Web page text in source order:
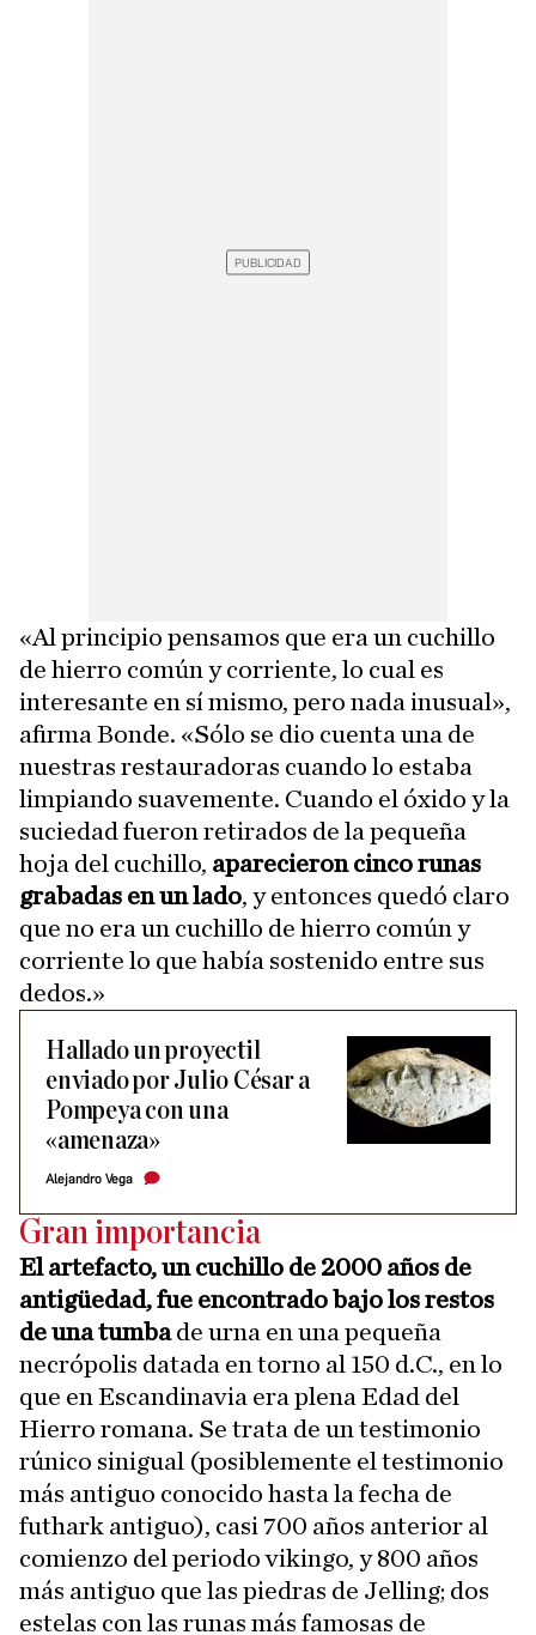
«Al principio pensamos que era un cuchillo
de hierro común y corriente, lo cual es
interesante en sí mismo, pero nada inusual»,
afirma Bonde. «Sólo se dio cuenta una de
nuestras restauradoras cuando lo estaba
limpiando suavemente. Cuando el óxido y la
suciedad fueron retirados de la pequeña
hoja del cuchillo, aparecieron cinco runas
grabadas en un lado, y entonces quedó claro
que no era un cuchillo de hierro común y
corriente lo que había sostenido entre sus
dedos.»
Hallado un proyectil
enviado por Julio César a
Pompeya con una
«amenaza»
Alejandro Vega
Gran importancia
El artefacto, un cuchillo de 2000 años de
antigüedad, fue encontrado bajo los restos
de una tumbade urna en una pequeña
necrópolis datada en torno al 150 d.C., en lo
que en Escandinavia era plena Edad del
Hierro romana. Se trata de un testimonio
rúnico sinigual (posiblemente el testimonio
más antiguo conocido hasta la fecha de
futhark antiguo), casi 700 años anterior al
comienzo del periodo vikingo, y 800 años
más antiguo que las piedras de Jelling; dos
estelas con las runas más famosas de